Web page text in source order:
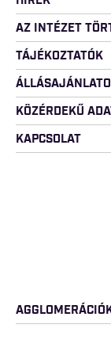
AZ INTÉZET
TÁJÉKOZTATÓK
KÖZÉRDEKŰ
KAPCSOLAT